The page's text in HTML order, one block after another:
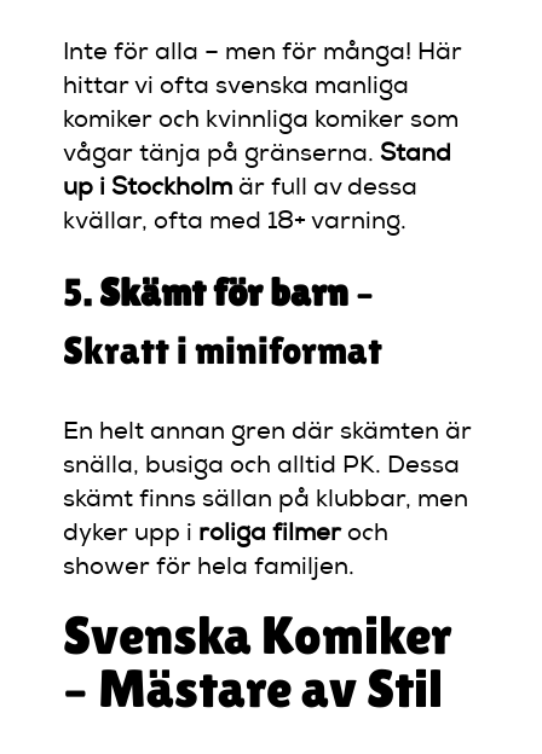
Inte för alla – men för många! Här
hittar vi ofta svenska manliga
komiker och kvinnliga komiker som
vågar tänja på gränserna. Stand
up i Stockholm är full av dessa
kvällar, ofta med 18+ varning.
5.Skämt för barn–
Skratt i miniformat
En helt annan gren där skämten är
snälla, busiga och alltid PK. Dessa
skämt finns sällan på klubbar, men
dyker upp i roliga filmeroch
shower för hela familjen.
Svenska Komiker
– Mästare av Stil